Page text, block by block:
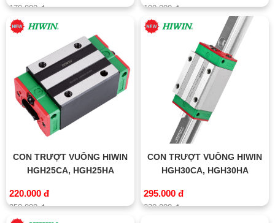
170.000 đ 190.000 đ
CON TRƯỢT VUÔNG HIWIN
HGH25CA, HGH25HA
220.000 đ
250.000 đ
CON TRƯỢT VUÔNG HIWIN
HGH30CA, HGH30HA
295.000 đ
320.000 đ